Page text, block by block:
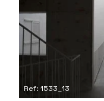
Ref: 1533_13